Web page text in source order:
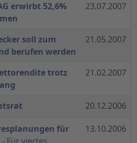
erwirbt 52,6%
23.07.2007
soll zum
berufen werden
21.05.2007
trotz
21.02.2007
20.12.2006
für
13.10.2006